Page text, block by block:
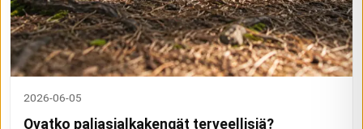
2026-06-05
Ovatko paljasjalkakengät terveellisiä?